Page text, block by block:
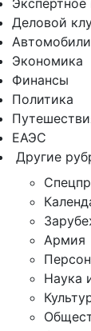
Деловой
Автомобили
Экономика
Финансы
Политика
ЕАЭС
Другие
Армия
Наука